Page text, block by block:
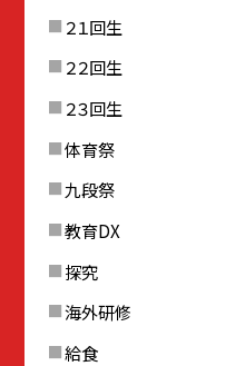
２１回生
２２回生
２３回生
体育祭
九段祭
教育DX
探究
海外研修
給食